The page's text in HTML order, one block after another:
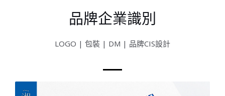
品牌企業識別
LOGO | 包裝 | DM | 品牌CIS設計